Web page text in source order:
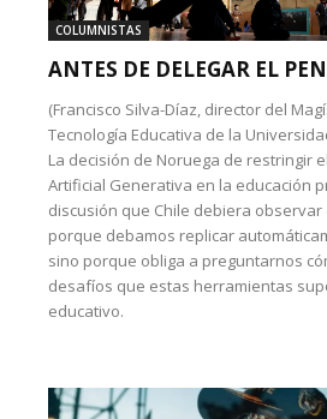
COLUMNISTAS
ANTES DE DELEGAR EL
(Francisco Silva-Díaz, director del
Tecnología Educativa de la
La decisión de Noruega de restringir
Artificial Generativa en la educación
discusión que Chile debiera observar
porque debamos replicar
sino porque obliga a preguntarnos
desafíos que estas herramientas
educativo.